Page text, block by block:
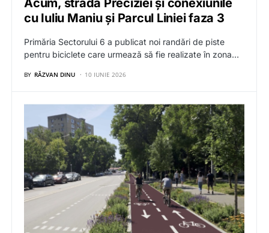
Acum, strada Preciziei și conexiunile
cu Iuliu Maniu și Parcul Liniei faza 3
Primăria Sectorului 6 a publicat noi randări de piste
pentru biciclete care urmează să fie realizate în zona…
BY RĂZVAN DINU 10 IUNIE 2026